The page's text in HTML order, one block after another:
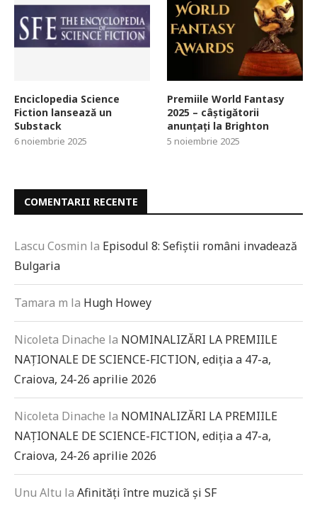
Enciclopedia Science
Fiction lansează un
Substack
6 noiembrie 2025
Premiile World Fantasy
2025 – câștigătorii
anunțați la Brighton
5 noiembrie 2025
COMENTARII RECENTE
Lascu Cosmin la Episodul 8: Sefiștii români invadează
Bulgaria
Tamara m la Hugh Howey
Nicoleta Dinache la NOMINALIZĂRI LA PREMIILE
NAȚIONALE DE SCIENCE-FICTION, ediția a 47-a,
Craiova, 24-26 aprilie 2026
Nicoleta Dinache la NOMINALIZĂRI LA PREMIILE
NAȚIONALE DE SCIENCE-FICTION, ediția a 47-a,
Craiova, 24-26 aprilie 2026
Unu Altu la Afinități între muzică și SF